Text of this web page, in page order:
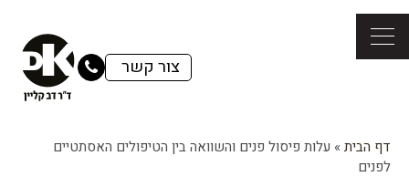
צור קשר
דף הבית » עלות פיסול פנים והשוואה בין הטיפולים האסתטיים
לפנים